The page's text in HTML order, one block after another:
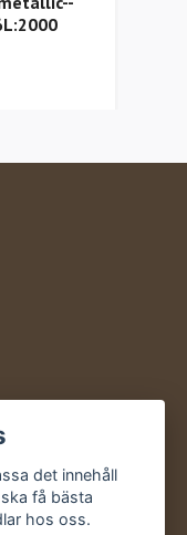
det innehåll
få bästa
hos oss.